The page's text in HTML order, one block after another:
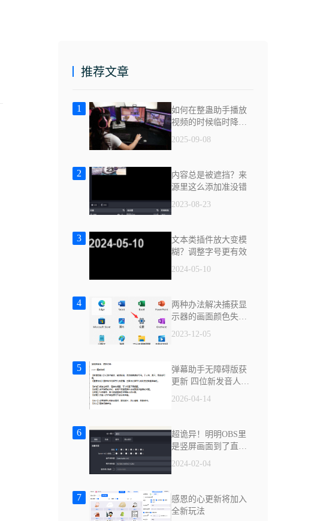
推荐文章
1
如何在整蛊助手播放
视频的时候临时降低
直播间其它声音
2025-09-08
2
内容总是被遮挡？来
源里这么添加准没错
2023-08-23
3
文本类插件放大变模
糊？调整字号更有效
2024-05-10
4
两种办法解决捕获显
示器的画面颜色失真
发灰的问题
2023-12-05
5
弹幕助手无障碍版获
更新 四位新发音人上
线
2026-04-14
6
超诡异！明明OBS里
是竖屏画面到了直播
间却是横屏
2024-02-04
7
感恩的心更新将加入
全新玩法